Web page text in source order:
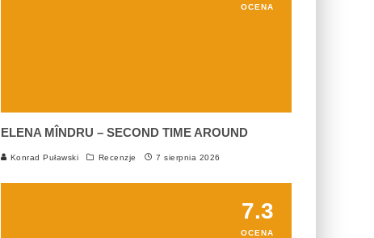
OCENA
ELENA MÎNDRU – SECOND TIME AROUND
Konrad Puławski Recenzje 7 sierpnia 2026
7.3
OCENA